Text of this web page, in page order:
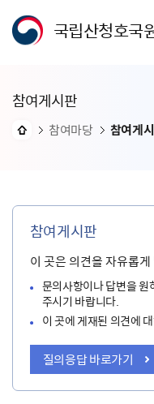
국립산청호국
참여게시판
참여마당 참여게
참여게시판
이 곳은 의견을 자유롭
문의사항이나 답변을 원
주시기 바랍니다.
이 곳에 게재된 의견에
질의응답 바로가기